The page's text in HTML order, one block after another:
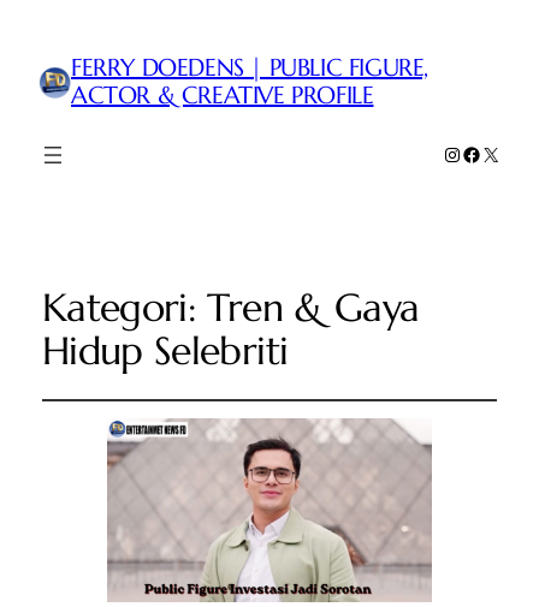
FERRY DOEDENS | PUBLIC FIGURE,
ACTOR & CREATIVE PROFILE
Instagram
Facebook
X
Kategori:Tren & Gaya
Hidup Selebriti